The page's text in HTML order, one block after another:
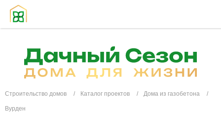
Строительство домов Каталог проектов Дома из газобетона
Вурден